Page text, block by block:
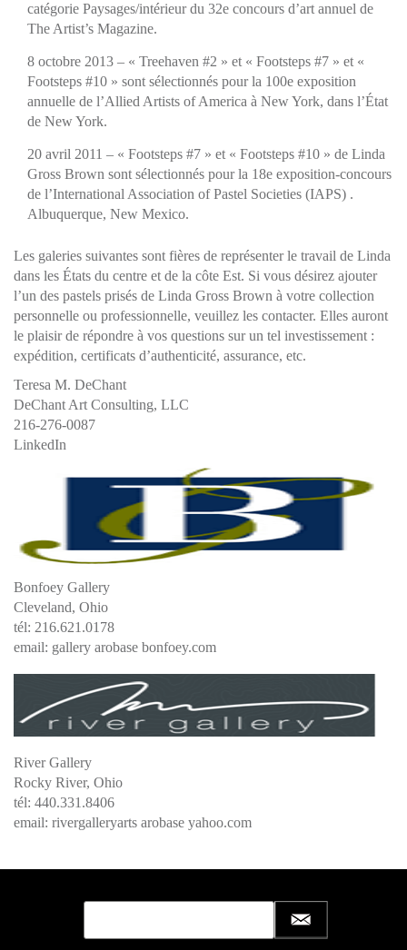
catégorie Paysages/intérieur du 32e concours d’art annuel de
The Artist’s Magazine.
8 octobre 2013 – « Treehaven #2 » et « Footsteps #7 » et «
Footsteps #10 » sont sélectionnés pour la 100e exposition
annuelle de l’Allied Artists of America à New York, dans l’État
de New York.
20 avril 2011 – « Footsteps #7 » et « Footsteps #10 » de Linda
Gross Brown sont sélectionnés pour la 18e exposition-concours
de l’International Association of Pastel Societies (IAPS) .
Albuquerque, New Mexico.
Les galeries suivantes sont fières de représenter le travail de Linda
dans les États du centre et de la côte Est. Si vous désirez ajouter
l’un des pastels prisés de Linda Gross Brown à votre collection
personnelle ou professionnelle, veuillez les contacter. Elles auront
le plaisir de répondre à vos questions sur un tel investissement :
expédition, certificats d’authenticité, assurance, etc.
Teresa M. DeChant
DeChant Art Consulting, LLC
216-276-0087
LinkedIn
Bonfoey Gallery
Cleveland, Ohio
tél: 216.621.0178
email: gallery arobase bonfoey.com
River Gallery
Rocky River, Ohio
tél: 440.331.8406
email: rivergalleryarts arobase yahoo.com